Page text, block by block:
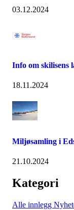
03.12.2024
Info om skilisens
18.11.2024
Miljøsamling i
21.10.2024
Kategori
Alle innlegg